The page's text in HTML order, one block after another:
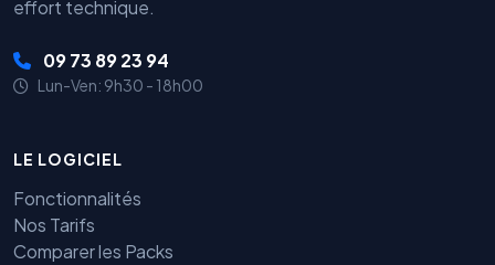
effort technique.
09 73 89 23 94
Lun-Ven: 9h30 - 18h00
LE LOGICIEL
Fonctionnalités
Nos Tarifs
Comparer les Packs